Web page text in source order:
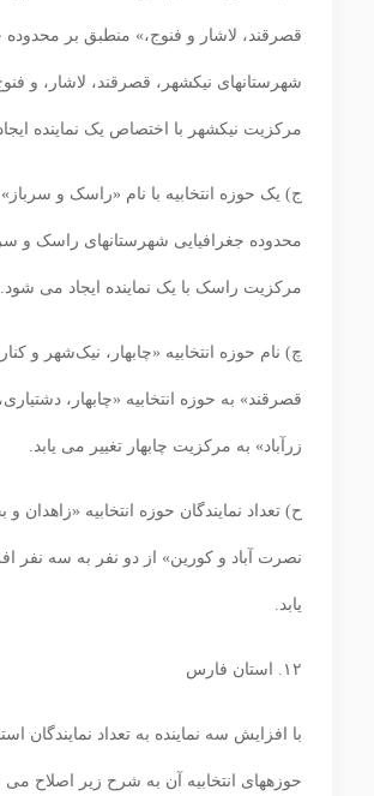
قصرقند، لاشار و فنوج،» منطبق بر محدوده
شهرستان‏های نیکشهر، قصرقند، لاشار، و
مرکزیت نیکشهر با اختصاص یک نماینده
ج) یک حوزه انتخابیه با نام «راسک و
محدوده جغرافیایی شهرستان‏های راسک و
مرکزیت راسک با یک نماینده ایجاد می ‏شود.
چ) نام حوزه انتخابیه «چابهار، نیک‌شهر و
قصرقند» به حوزه انتخابیه «چابهار،
زرآباد» به مرکزیت چابهار تغییر می‏ یابد.
ح) تعداد نمایندگان حوزه انتخابیه «زاهدان
نصرت آباد و کورین» از دو نفر به سه نفر
یابد.
۱۲. استان فارس
با افزایش سه نماینده به تعداد نمایندگان
حوزه‎های انتخابیه آن به شرح زیر اصلاح می‏ شود: